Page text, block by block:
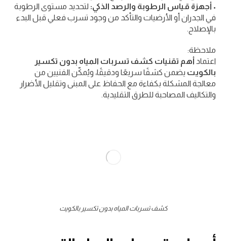
• أجهزة قياس الرطوبة والرصد الذكي: لتحديد مستوى الرطوبة
في الجدران أو الأرضيات والتأكد من وجود تسرب فعلي قبل البدء
بالإصلاح.
ملاحظة:
اعتماد أهم تقنيات كشف تسربات المياه بدون تكسير
بالكويت يضمن كشفًا سريعًا ودقيقًا، ويُمكّن الفنيين من
معالجة المشكلة بكفاءة مع الحفاظ على المبنى وتقليل الأضرار
والتكاليف المصاحبة للطرق التقليدية.
كشف تسربات المياه بدون تكسير بالكويت